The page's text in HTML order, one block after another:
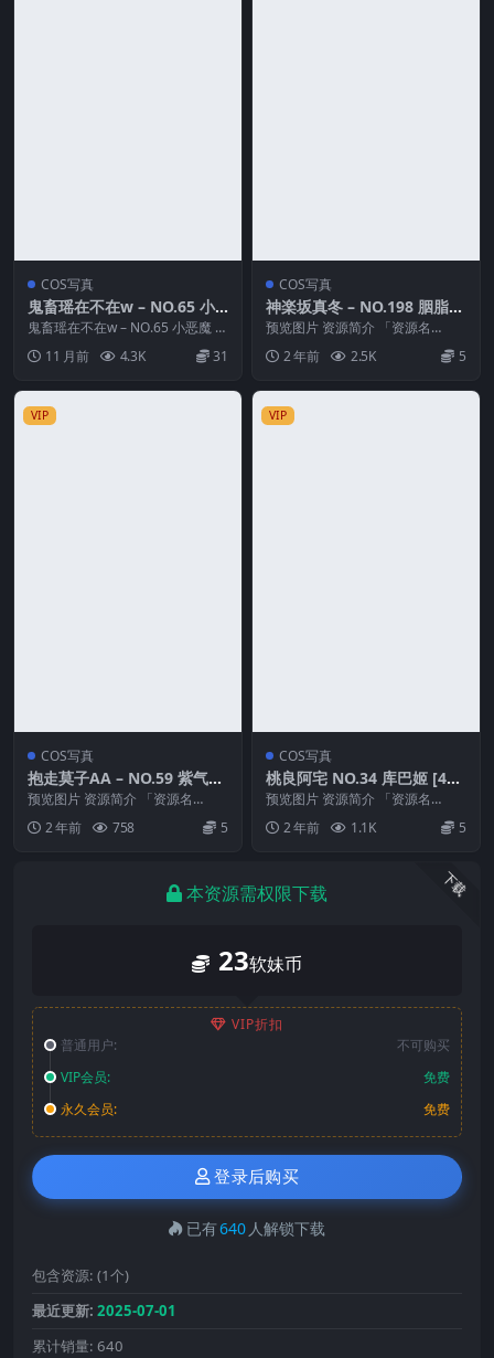
COS写真
鬼畜瑶在不在w – NO.65 小
恶魔
鬼畜瑶在不在w – NO.65 小恶魔 资
源简介 「资源名称」：鬼畜瑶在
不在w ...
11 月前 4.3K 31
COS写真
神楽坂真冬 – NO.198 胭脂丝
滑 [75P2V-425MB]
预览图片 资源简介 「资源名
称」：神楽坂真冬 – NO.198 胭脂
丝滑 [75...
2 年前 2.5K 5
VIP
COS写真
抱走莫子AA – NO.59 紫气东
来[92P18V-2.25G]
预览图片 资源简介 「资源名
称」：抱走莫子AA – NO.59 紫气
东来[92P...
2 年前 758 5
VIP
COS写真
桃良阿宅 NO.34 库巴姬 [41P
-349MB]
预览图片 资源简介 「资源名
称」：桃良阿宅 NO.34 库巴姬 [41
P-349...
2 年前 1.1K 5
下载
本资源需权限下载
23软妹币
VIP折扣
普通用户:
不可购买
VIP会员:
免费
永久会员:
免费
登录后购买
已有640 人解锁下载
包含资源: (1个)
最近更新: 2025-07-01
累计销量: 640